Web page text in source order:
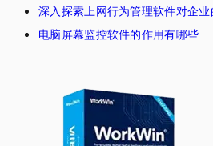
深入探索上网行为管理软件对企业
电脑屏幕监控软件的作用有哪些